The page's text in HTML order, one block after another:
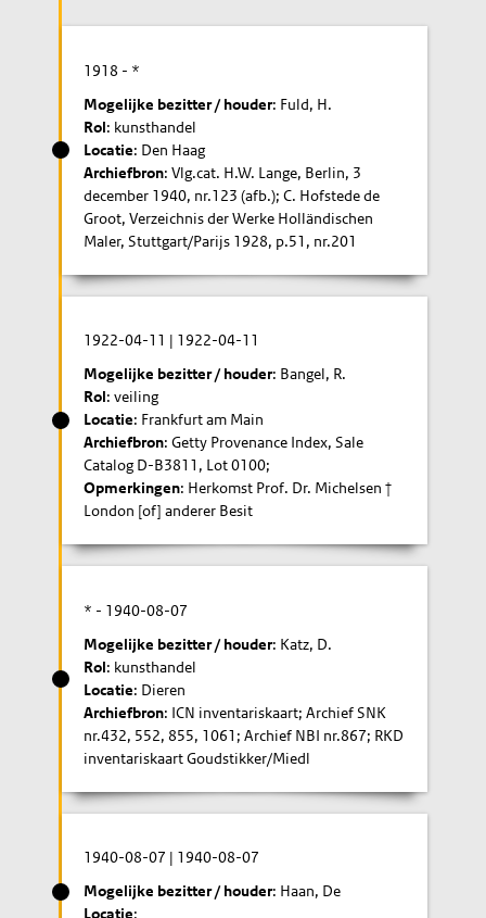
1918 - *
Mogelijke bezitter / houder: Fuld, H.
Rol: kunsthandel
Locatie: Den Haag
Archiefbron: Vlg.cat. H.W. Lange, Berlin, 3
december 1940, nr.123 (afb.); C. Hofstede de
Groot, Verzeichnis der Werke Holländischen
Maler, Stuttgart/Parijs 1928, p.51, nr.201
1922-04-11 | 1922-04-11
Mogelijke bezitter / houder: Bangel, R.
Rol: veiling
Locatie: Frankfurt am Main
Archiefbron: Getty Provenance Index, Sale
Catalog D-B3811, Lot 0100;
Opmerkingen: Herkomst Prof. Dr. Michelsen †
London [of] anderer Besit
* - 1940-08-07
Mogelijke bezitter / houder: Katz, D.
Rol: kunsthandel
Locatie: Dieren
Archiefbron: ICN inventariskaart; Archief SNK
nr.432, 552, 855, 1061; Archief NBI nr.867; RKD
inventariskaart Goudstikker/Miedl
1940-08-07 | 1940-08-07
Mogelijke bezitter / houder: Haan, De
Locatie: